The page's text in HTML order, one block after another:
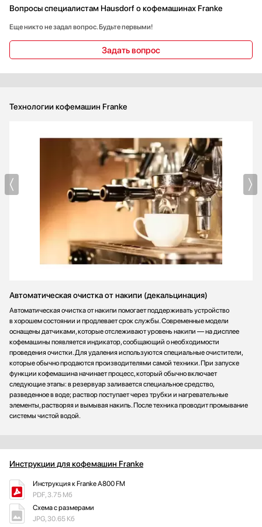
Вопросы специалистам Hausdorf о кофемашинах Franke
Еще никто не задал вопрос. Будьте первыми!
Задать вопрос
Технологии кофемашин Franke
Автоматическая очистка от накипи (декальцинация)
Автоматическая очистка от накипи помогает поддерживать устройство
в хорошем состоянии и продлевает срок службы. Современные модели
оснащены датчиками, которые отслеживают уровень накипи — на дисплее
кофемашины появляется индикатор, сообщающий о необходимости
проведения очистки. Для удаления используются специальные очистители,
которые обычно продаются производителями самой техники. При запуске
функции кофемашина начинает процесс, который обычно включает
следующие этапы: в резервуар заливается специальное средство,
разведенное в воде; раствор поступает через трубки и нагревательные
элементы, растворяя и вымывая накипь. После техника проводит промывание
системы чистой водой.
Инструкции для кофемашин Franke
Инструкция к Franke A800 FM
PDF, 3.75 Мб
Схема с размерами
JPG, 30.65 Кб